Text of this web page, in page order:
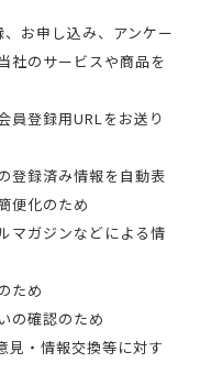
、お申し込み、アンケー
社のサービスや商品を
員登録用URLをお送り
登録済み情報を自動表
便化のため
マガジンなどによる情
ため
の確認のため
見・情報交換等に対す